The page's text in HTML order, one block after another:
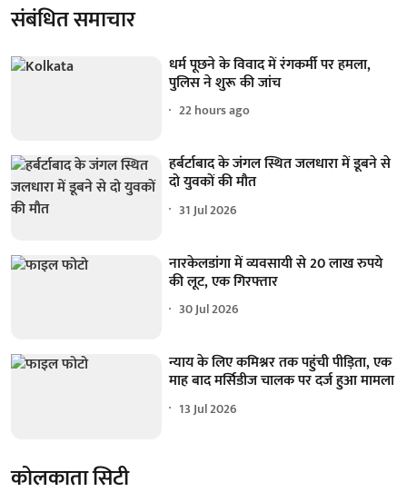
संबंधित समाचार
धर्म पूछने के विवाद में रंगकर्मी पर हमला,
पुलिस ने शुरू की जांच
22 hours ago
हर्बर्टाबाद के जंगल स्थित जलधारा में डूबने से
दो युवकों की मौत
31 Jul 2026
नारकेलडांगा में व्यवसायी से 20 लाख रुपये
की लूट, एक गिरफ्तार
30 Jul 2026
न्याय के लिए कमिश्नर तक पहुंची पीड़िता, एक
माह बाद मर्सिडीज चालक पर दर्ज हुआ मामला
13 Jul 2026
कोलकाता सिटी